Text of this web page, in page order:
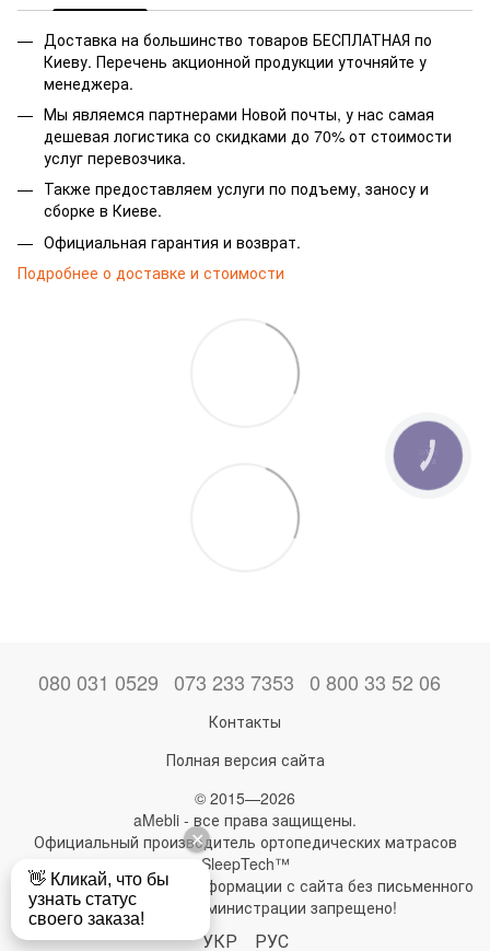
Доставка на большинство товаров БЕСПЛАТНАЯ по
Киеву. Перечень акционной продукции уточняйте у
менеджера.
Мы являемся партнерами Новой почты, у нас самая
дешевая логистика со скидками до 70% от стоимости
услуг перевозчика.
Также предоставляем услуги по подъему, заносу и
сборке в Киеве.
Официальная гарантия и возврат.
Подробнее о доставке и стоимости
080 031 0529 073 233 7353 0 800 33 52 06
Контакты
Полная версия сайта
© 2015—2026
aMebli - все права защищены.
Официальный производитель ортопедических матрасов
SleepTech™
Любое использование информации с сайта без письменного
разрешения администрации запрещено!
УКР РУС
КНОПКА
ЗВ'ЯЗКУ